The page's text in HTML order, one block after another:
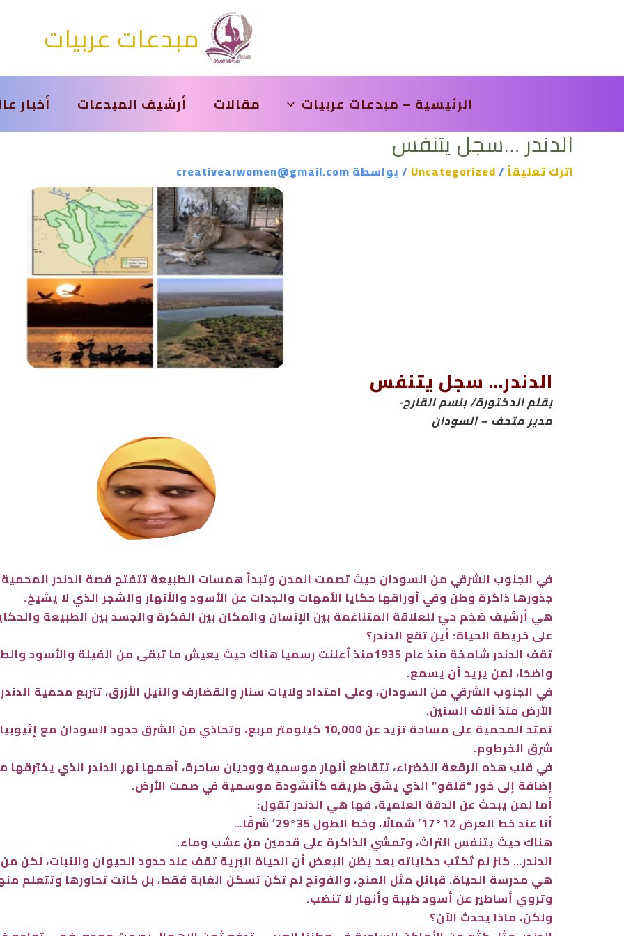
مبدعات عربيات
الرئيسية – مبدعات عربيات مقالات أرشيف المبدعات أخبار
الدندر …سجل يتنفس
اترك تعليقاً/
Uncategorized / بواسطة creativearwomen@gmail.com
الدندر... سجل يتنفس
بقلم الدكتورة/ بلسم القارح-
مدير متحف – السودان
في الجنوب الشرقي من السودان حيث تصمت المدن وتبدأ همسات الطبيعة تتفتح قصة الدندر المحمية
جذورها ذاكرة وطن وفي أوراقها حكايا الأمهات والجدات عن الأسود والأنهار والشجر الذي لا يشيخ.
هي أرشيف ضخم حيّ للعلاقة المتناغمة بين الإنسان والمكان بين الفكرة والجسد بين الطبيعة
على خريطة الحياة: أين تقع الدندر؟
تقف الدندر شامخة منذ عام 1935منذ أعلنت رسميا هناك حيث يعيش ما تبقى من الفيلة
واضحًا، لمن يريد أن يسمع.
في الجنوب الشرقي من السودان، وعلى امتداد ولايات سنار والقضارف والنيل الأزرق، تتربع محمية
الأرض منذ آلاف السنين.
شرق الخرطوم.
في قلب هذه الرقعة الخضراء، تتقاطع أنهار موسمية ووديان ساحرة، أهمها نهر الدندر الذي يخترقها
إضافة إلى خور “قلقو” الذي يشق طريقه كأنشودة موسمية في صمت الأرض.
أما لمن يبحث عن الدقة العلمية، فها هي الدندر تقول:
أنا عند خط العرض 12°17′ شمالًا، وخط الطول 35°29′ شرقًا…
هناك حيث يتنفس التراث، وتمشي الذاكرة على قدمين من عشب وماء.
الدندر… كنز لم تُكتَب حكاياته بعد يظن البعض أن الحياة البرية تقف عند حدود الحيوان والنبات، لكن
هي مدرسة الحياة. قبائل مثل العنج، والفونج لم تكن تسكن الغابة فقط، بل كانت تحاورها وتتعلم
وتروي أساطير عن أسود طيبة وأنهار لا تنضب.
ولكن، ماذا يحدث الآن؟